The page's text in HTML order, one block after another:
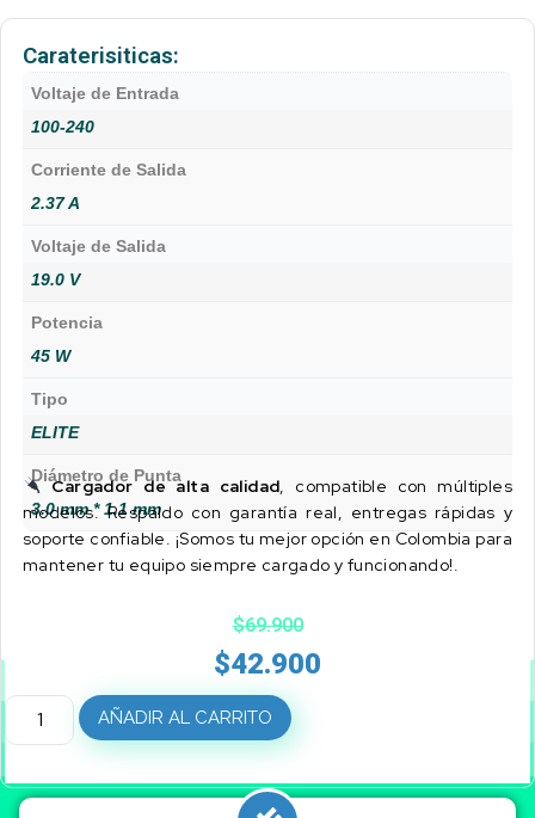
Caraterisiticas:
Voltaje de Entrada
100-240
Corriente de Salida
2.37 A
Voltaje de Salida
19.0 V
Potencia
45 W
Tipo
ELITE
Diámetro de Punta
3.0 mm * 1.1 mm
Cargador de alta calidad, compatible con múltiples
modelos. Respaldo con garantía real, entregas rápidas y
soporte confiable. ¡Somos tu mejor opción en Colombia para
mantener tu equipo siempre cargado y funcionando!.
$69.900
$42.900
AÑADIR AL CARRITO